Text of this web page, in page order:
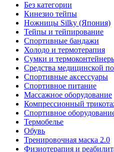
Без категории
Кинезио тейпы
Ножницы Silky (Япония)
Тейпы и тейпирование
Спортивные бандажи
Холодо и термотерапия
Сумки и
Средства медицинской
Спортивные аксессуары
Спортивное питание
Массажное оборудование
Компрессионный
Спортивное
Термобелье
Обувь
Тренировочная маска 2.0
Физиотерапия и